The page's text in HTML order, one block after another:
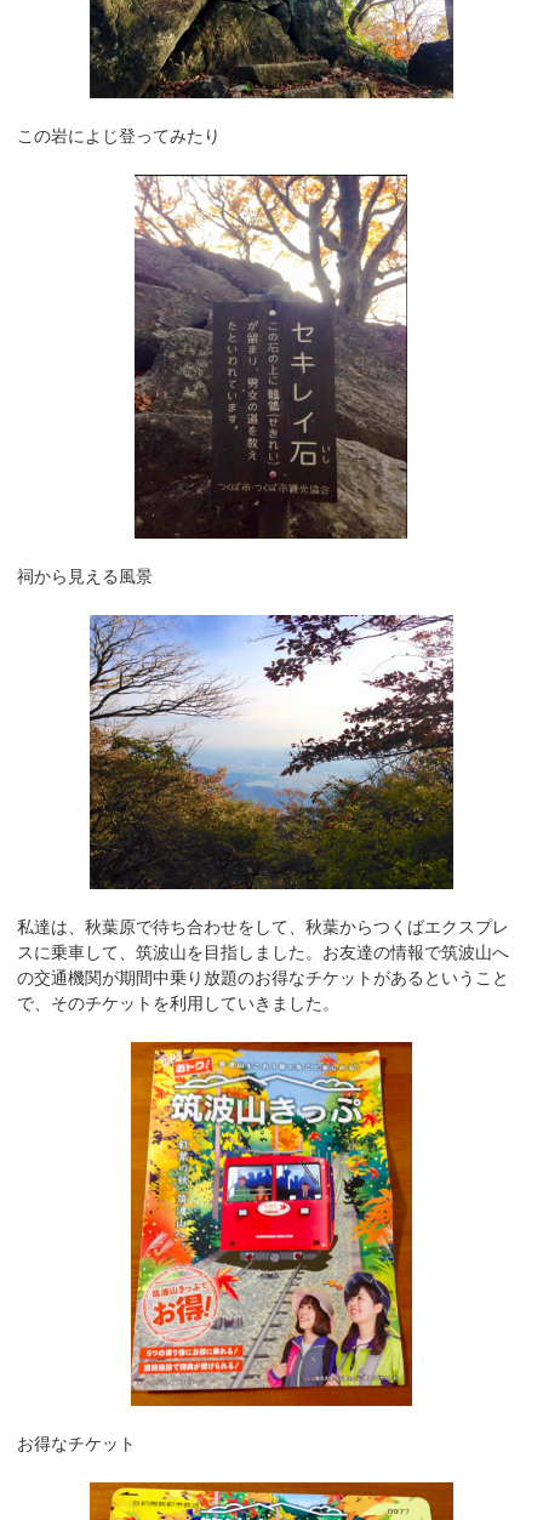
この岩によじ登ってみたり
祠から見える風景
私達は、秋葉原で待ち合わせをして、秋葉からつくばエクスプレ
スに乗車して、筑波山を目指しました。お友達の情報で筑波山へ
の交通機関が期間中乗り放題のお得なチケットがあるということ
で、そのチケットを利用していきました。
お得なチケット